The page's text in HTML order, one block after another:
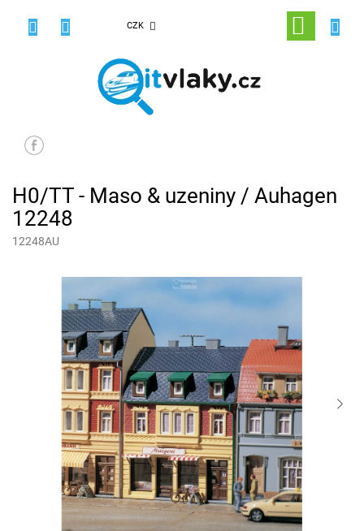
CZK
NÁKUPNÍ
KOŠÍK
H0/TT - Maso & uzeniny / Auhagen
12248
12248AU